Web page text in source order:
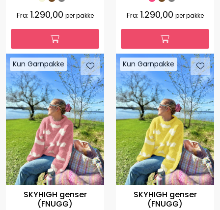
Fra: 1.290,00 per pakke Fra: 1.290,00 per pakke
Kun Garnpakke
SKYHIGH genser
(FNUGG)
Kun Garnpakke
SKYHIGH genser
(FNUGG)